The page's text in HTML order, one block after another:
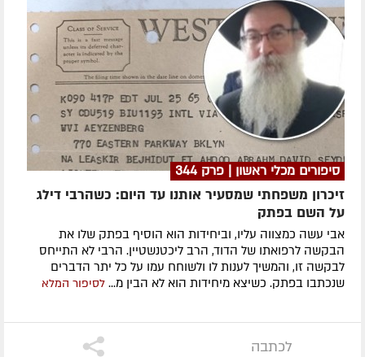
סיפורים מכלי ראשון | פרק 344
זיכרון משפחתי שמסעיר אותנו עד היום: כשהרבי דילג
על השם בפתק
אבי עשה כמצווה עליו, וביחידות הוא הוסיף בפתק שלו את
הבקשה לרפואתו של הדוד, הרב ליכטנשטיין. הרבי לא התייחס
לבקשה זו, והמשיך לענות לו ולשוחח עמו על כל יתר הדברים
שנכתבו בפתק. כשיצא מיחידות הוא לא הבין מ... לסיפור המלא
לכתבה